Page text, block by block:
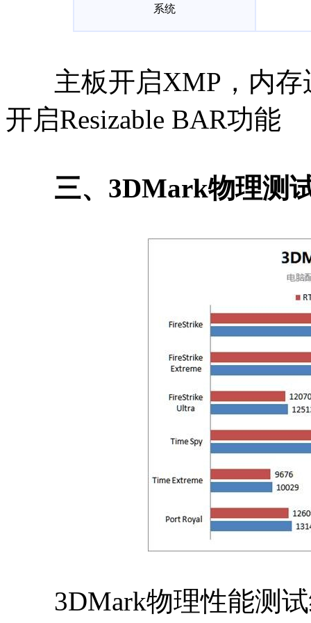
系统
主板开启XMP，内存
开启Resizable BAR功能
三、3DMark物理测
3DMark物理性能测试